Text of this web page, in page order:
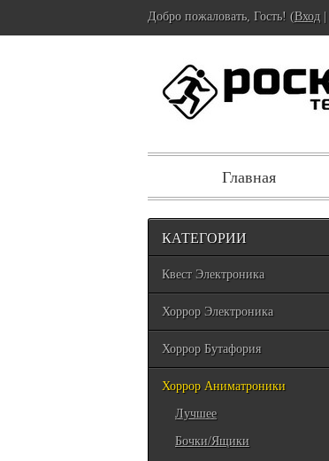
Добро пожаловать, Гость! (Вход |
Главная
КАТЕГОРИИ
Квест Электроника
Хоррор Электроника
Хоррор Бутафория
Хоррор Аниматроники
Лучшее
Бочки/Ящики